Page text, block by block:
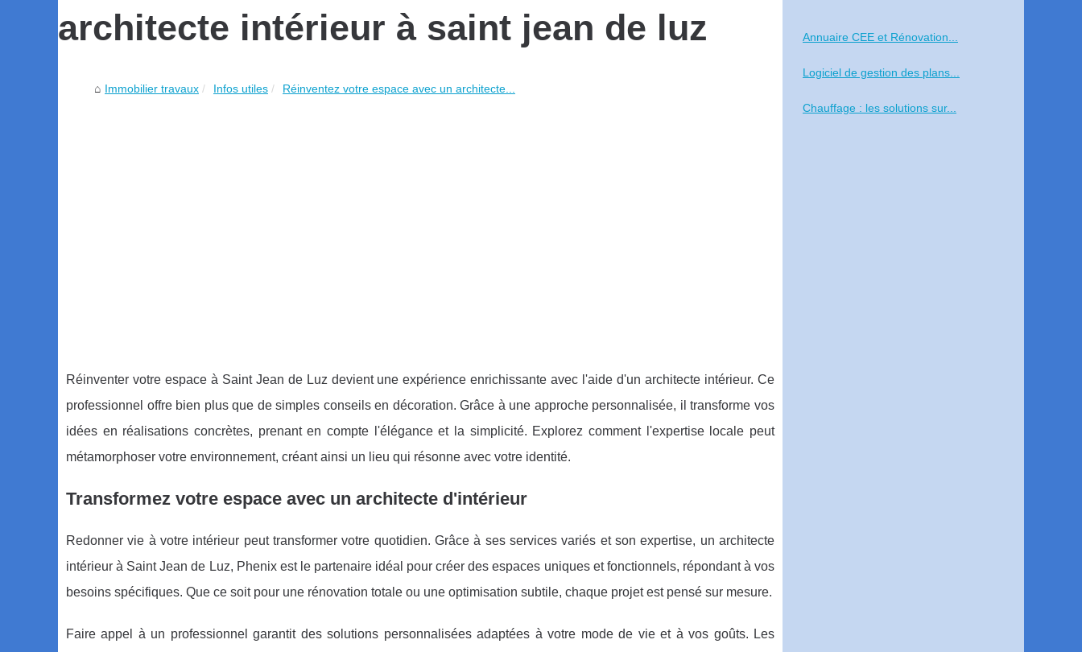
architecte intérieur à saint jean de luz
Immobilier travaux Infos utiles Réinventez votre espace avec un architecte...
Réinventer votre espace à Saint Jean de Luz devient une expérience enrichissante avec l'aide d'un architecte intérieur. Ce
professionnel offre bien plus que de simples conseils en décoration. Grâce à une approche personnalisée, il transforme vos
idées en réalisations concrètes, prenant en compte l'élégance et la simplicité. Explorez comment l'expertise locale peut
métamorphoser votre environnement, créant ainsi un lieu qui résonne avec votre identité.
Transformez votre espace avec un architecte d'intérieur
Redonner vie à votre intérieur peut transformer votre quotidien. Grâce à ses services variés et son expertise, un architecte
intérieur à Saint Jean de Luz, Phenix est le partenaire idéal pour créer des espaces uniques et fonctionnels, répondant à vos
besoins spécifiques. Que ce soit pour une rénovation totale ou une optimisation subtile, chaque projet est pensé sur mesure.
Faire appel à un professionnel garantit des solutions personnalisées adaptées à votre mode de vie et à vos goûts. Les
Annuaire CEE et Rénovation...
Logiciel de gestion des plans...
Chauffage : les solutions sur...